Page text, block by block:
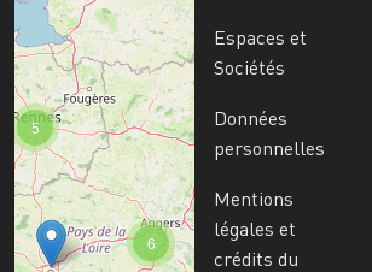
6
5
Espaces et
Sociétés
Données
personnelles
Mentions
légales et
crédits du